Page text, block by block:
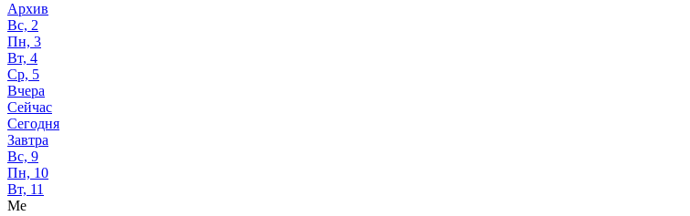
Архив
Вс, 2
Пн, 3
Вт, 4
Ср, 5
Вчера
Сейчас
Сегодня
Завтра
Вс, 9
Пн, 10
Вт, 11
Me